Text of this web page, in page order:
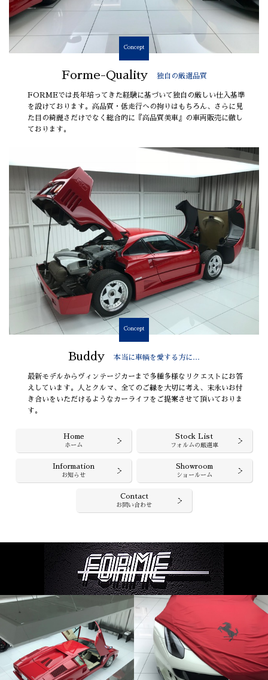
Concept
Forme-Quality 独自の厳選品質
FORMEでは長年培ってきた経験に基づいて独自の厳しい仕入基準
を設けております。高品質・低走行への拘りはもちろん、さらに見
た目の綺麗さだけでなく総合的に『高品質美車』の車両販売に徹し
ております。
Concept
Buddy 本当に車輌を愛する方に…
最新モデルからヴィンテージカーまで多種多様なリクエストにお答
えしています。人とクルマ、全てのご縁を大切に考え、末永いお付
き合いをいただけるようなカーライフをご提案させて頂いておりま
す。
Home
ホーム
Stock List
フォルムの厳選車
Information
お知らせ
Showroom
ショールーム
Contact
お問い合わせ